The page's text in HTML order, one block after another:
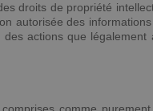
droits de propriété
autorisée des
actions que